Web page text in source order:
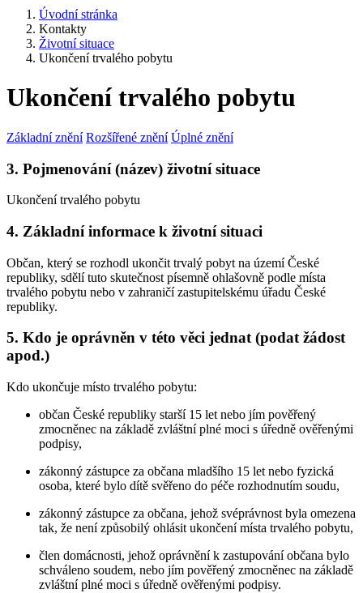
Úvodní stránka
Kontakty
Životní situace
Ukončení trvalého pobytu
Ukončení trvalého pobytu
Základní znění Rozšířené znění Úplné znění
3. Pojmenování (název) životní situace
Ukončení trvalého pobytu
4. Základní informace k životní situaci
Občan, který se rozhodl ukončit trvalý pobyt na území České
republiky, sdělí tuto skutečnost písemně ohlašovně podle místa
trvalého pobytu nebo v zahraničí zastupitelskému úřadu České
republiky.
5. Kdo je oprávněn v této věci jednat (podat žádost
apod.)
Kdo ukončuje místo trvalého pobytu:
občan České republiky starší 15 let nebo jím pověřený
zmocněnec na základě zvláštní plné moci s úředně ověřenými
podpisy,
zákonný zástupce za občana mladšího 15 let nebo fyzická
osoba, které bylo dítě svěřeno do péče rozhodnutím soudu,
zákonný zástupce za občana, jehož svéprávnost byla omezena
tak, že není způsobilý ohlásit ukončení místa trvalého pobytu,
člen domácnosti, jehož oprávnění k zastupování občana bylo
schváleno soudem, nebo jím pověřený zmocněnec na základě
zvláštní plné moci s úředně ověřenými podpisy.